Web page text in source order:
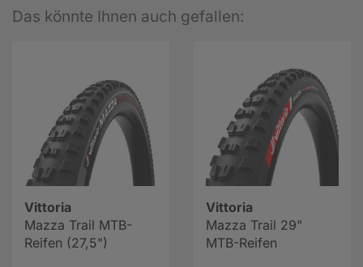
Das könnte Ihnen auch gefallen:
Vittoria
Mazza Trail MTB-
Reifen (27,5")
Vittoria
Mazza Trail 29"
MTB-Reifen